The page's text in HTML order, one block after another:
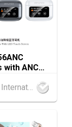
港会议展览
港会议展览
with ANC
H.K.Yale International Industry Co., Limited